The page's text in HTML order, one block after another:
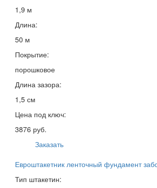
1,9 м
Длина:
50 м
Покрытие:
порошковое
Длина зазора:
1,5 см
Цена под ключ:
3876 руб.
Заказать
Евроштакетник ленточный фундамент
Тип штакетин: